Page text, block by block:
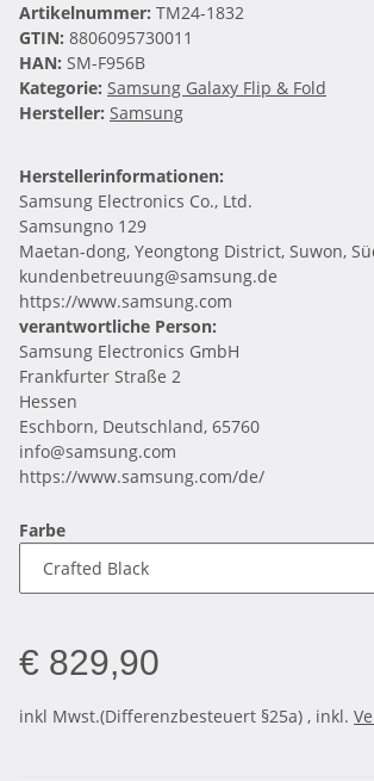
Artikelnummer: TM24-1832
GTIN: 8806095730011
HAN: SM-F956B
Kategorie: Samsung Galaxy Flip & Fold
Hersteller: Samsung
Herstellerinformationen:
Samsung Electronics Co., Ltd.
Samsungno 129
Maetan-dong, Yeongtong District, Suwon,
kundenbetreuung@samsung.de
https://www.samsung.com
verantwortliche Person:
Samsung Electronics GmbH
Frankfurter Straße 2
Hessen
Eschborn, Deutschland, 65760
info@samsung.com
https://www.samsung.com/de/
Farbe
€ 829,90
inkl Mwst.(Differenzbesteuert §25a) , inkl.